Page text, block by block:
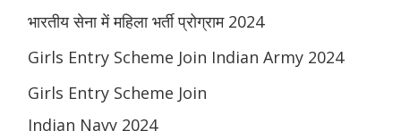
भारतीय सेना में महिला भर्ती प्रोग्राम 2024
Girls Entry Scheme Join Indian Army 2024
Girls Entry Scheme Join
Indian Navy 2024